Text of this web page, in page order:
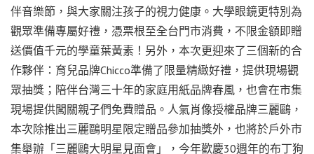
伴音樂節，與大家關注孩子的視力健康。大學眼鏡更特別為
觀眾準備專屬好禮，憑票根至全台門市消費，不限金額即贈
送價值千元的學童葉黃素！另外，本次更迎來了三個新的合
作夥伴：育兒品牌Chicco準備了限量精緻好禮，提供現場觀
眾抽獎；陪伴台灣三十年的家庭用紙品牌春風，也會在市集
現場提供闖關親子們免費贈品。人氣肖像授權品牌三麗鷗，
本次除推出三麗鷗明星限定贈品參加抽獎外，也將於戶外市
集舉辦「三麗鷗大明星見面會」，今年歡慶30週年的布丁狗